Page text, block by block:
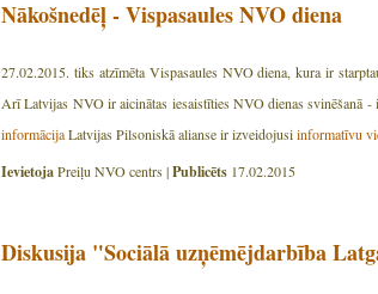
Nākošnedēļ - Vispasaules NVO diena
27.02.2015. tiks atzīmēta Vispasaules NVO diena, kura ir
Arī Latvijas NVO ir aicinātas iesaistīties NVO dienas svinēšanā
informācijaLatvijas Pilsoniskā alianse ir izveidojusiinformatīvu
IevietojaPreiļu NVO centrs |Publicēts 17.02.2015
Diskusija "Sociālā uzņēmējdarbība